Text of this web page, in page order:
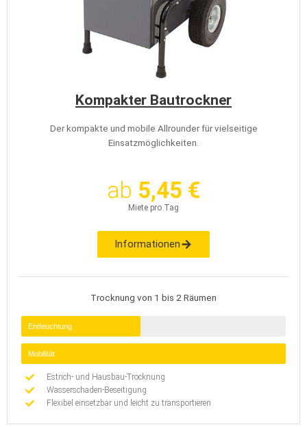
Kompakter Bautrockner
Der kompakte und mobile Allrounder für vielseitige
Einsatzmöglichkeiten.
ab 5,45 €
Miete pro Tag
Informationen
Trocknung von 1 bis 2 Räumen
Entfeuchtung
Mobilität
Estrich- und Hausbau-Trocknung
Wasserschaden-Beseitigung
Flexibel einsetzbar und leicht zu transportieren